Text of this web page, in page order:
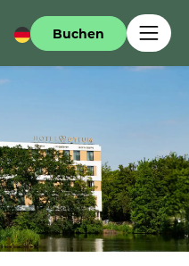
Buchen